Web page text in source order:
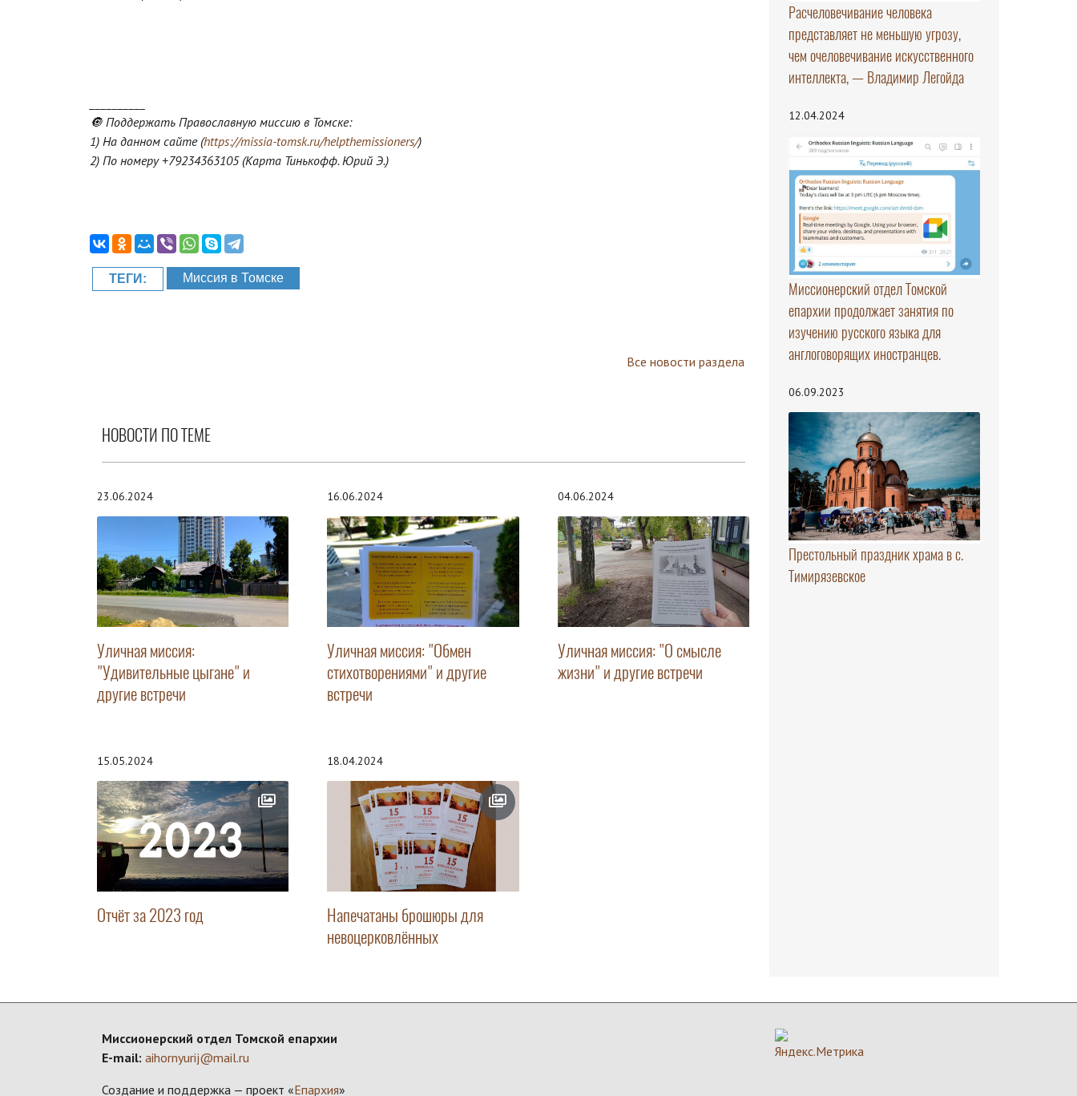
🔘 Поддержать Православную миссию в Томске:
1) На данном сайте (https://missia-tomsk.ru/helpthemissioners/)
2) По номеру +79234363105 (Карта Тинькофф. Юрий Э.)
ТЕГИ: Миссия в Томске
Все новости раздела
НОВОСТИ ПО ТЕМЕ
23.06.2024
Уличная миссия:
"Удивительные цыгане" и
другие встречи
16.06.2024
Уличная миссия: "Обмен
стихотворениями" и другие
встречи
04.06.2024
Уличная миссия: "О смысле
жизни" и другие встречи
15.05.2024
Отчёт за 2023 год
18.04.2024
Напечатаны брошюры для
невоцерковлённых
Расчеловечивание человека
представляет не меньшую угрозу,
чем очеловечивание искусственного
интеллекта, — Владимир Легойда
12.04.2024
Миссионерский отдел Томской
епархии продолжает занятия по
изучению русского языка для
англоговорящих иностранцев.
06.09.2023
Престольный праздник храма в с.
Тимирязевское
Миссионерский отдел Томской епархии
E-mail: aihornyurij@mail.ru
Создание и поддержка — проект «Епархия»